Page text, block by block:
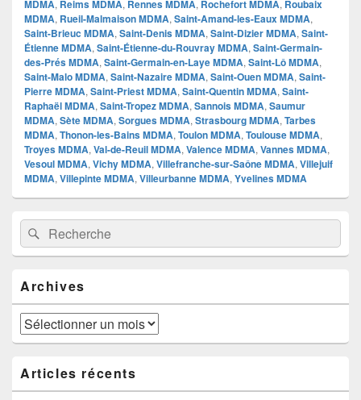
MDMA, Reims MDMA, Rennes MDMA, Rochefort MDMA, Roubaix
MDMA, Rueil-Malmaison MDMA, Saint-Amand-les-Eaux MDMA,
Saint-Brieuc MDMA, Saint-Denis MDMA, Saint-Dizier MDMA, Saint-
Étienne MDMA, Saint-Étienne-du-Rouvray MDMA, Saint-Germain-
des-Prés MDMA, Saint-Germain-en-Laye MDMA, Saint-Lô MDMA,
Saint-Malo MDMA, Saint-Nazaire MDMA, Saint-Ouen MDMA, Saint-
Pierre MDMA, Saint-Priest MDMA, Saint-Quentin MDMA, Saint-
Raphaël MDMA, Saint-Tropez MDMA, Sannois MDMA, Saumur
MDMA, Sète MDMA, Sorgues MDMA, Strasbourg MDMA, Tarbes
MDMA, Thonon-les-Bains MDMA, Toulon MDMA, Toulouse MDMA,
Troyes MDMA, Val-de-Reuil MDMA, Valence MDMA, Vannes MDMA,
Vesoul MDMA, Vichy MDMA, Villefranche-sur-Saône MDMA, Villejuif
MDMA, Villepinte MDMA, Villeurbanne MDMA, Yvelines MDMA
Zone
principale
de
widget
barre
latérale
Recherche :Rechercher
Archives
Archives
Articles récents